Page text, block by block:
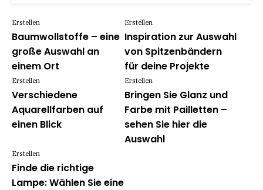
Baumwollstoffe – eine
große Auswahl an
einem Ort
Erstellen
Inspiration zur Auswahl
von Spitzenbändern
für deine Projekte
Erstellen
Verschiedene
Aquarellfarben auf
einen Blick
Erstellen
Bringen Sie Glanz und
Farbe mit Pailletten –
sehen Sie hier die
Auswahl
Erstellen
Finde die richtige
Lampe: Wählen Sie eine
Erstellen